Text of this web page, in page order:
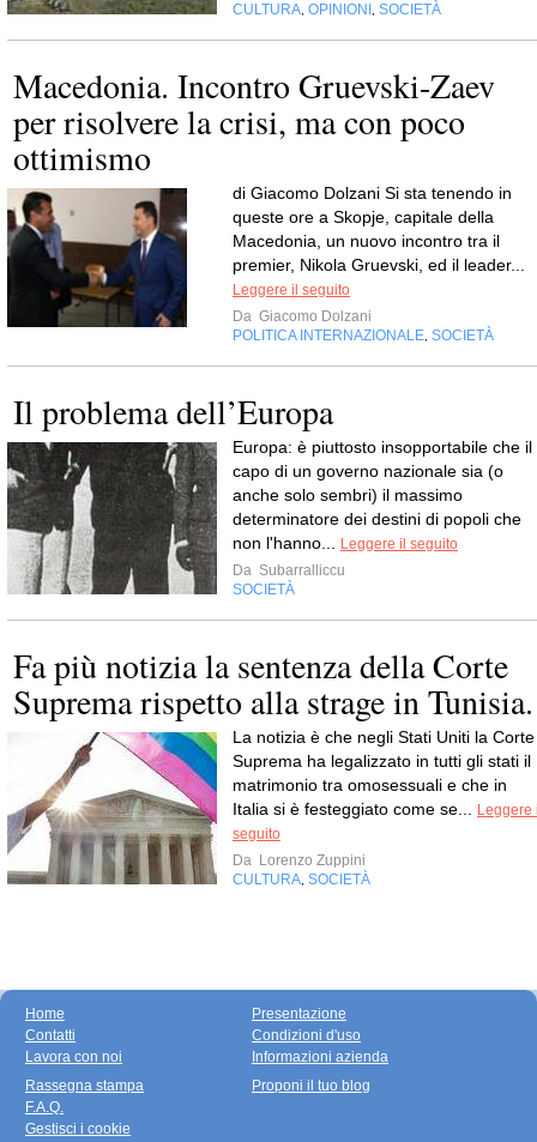
CULTURA OPINIONI SOCIETÀ
Macedonia. Incontro Gruevski-Zaev
per risolvere la crisi, ma con poco
ottimismo
di Giacomo Dolzani Si sta tenendo in
queste ore a Skopje, capitale della
Macedonia, un nuovo incontro tra il
premier, Nikola Gruevski, ed il leader...
Leggere il seguito
Da Giacomo Dolzani
POLITICA INTERNAZIONALE SOCIETÀ
Il problema dell’Europa
Europa: è piuttosto insopportabile che il
capo di un governo nazionale sia (o
anche solo sembri) il massimo
determinatore dei destini di popoli che
non l'hanno...
Leggere il seguito
Da Subarralliccu
SOCIETÀ
Fa più notizia la sentenza della Corte
Suprema rispetto alla strage in Tunisia.
La notizia è che negli Stati Uniti la Corte
Suprema ha legalizzato in tutti gli stati il
matrimonio tra omosessuali e che in
Italia si è festeggiato come se...
Leggere
seguito
Da Lorenzo Zuppini
CULTURA SOCIETÀ
Home
Contatti
Lavora con noi
Presentazione
Condizioni d'uso
Informazioni azienda
Rassegna stampa
F.A.Q.
Gestisci i cookie
Proponi il tuo blog